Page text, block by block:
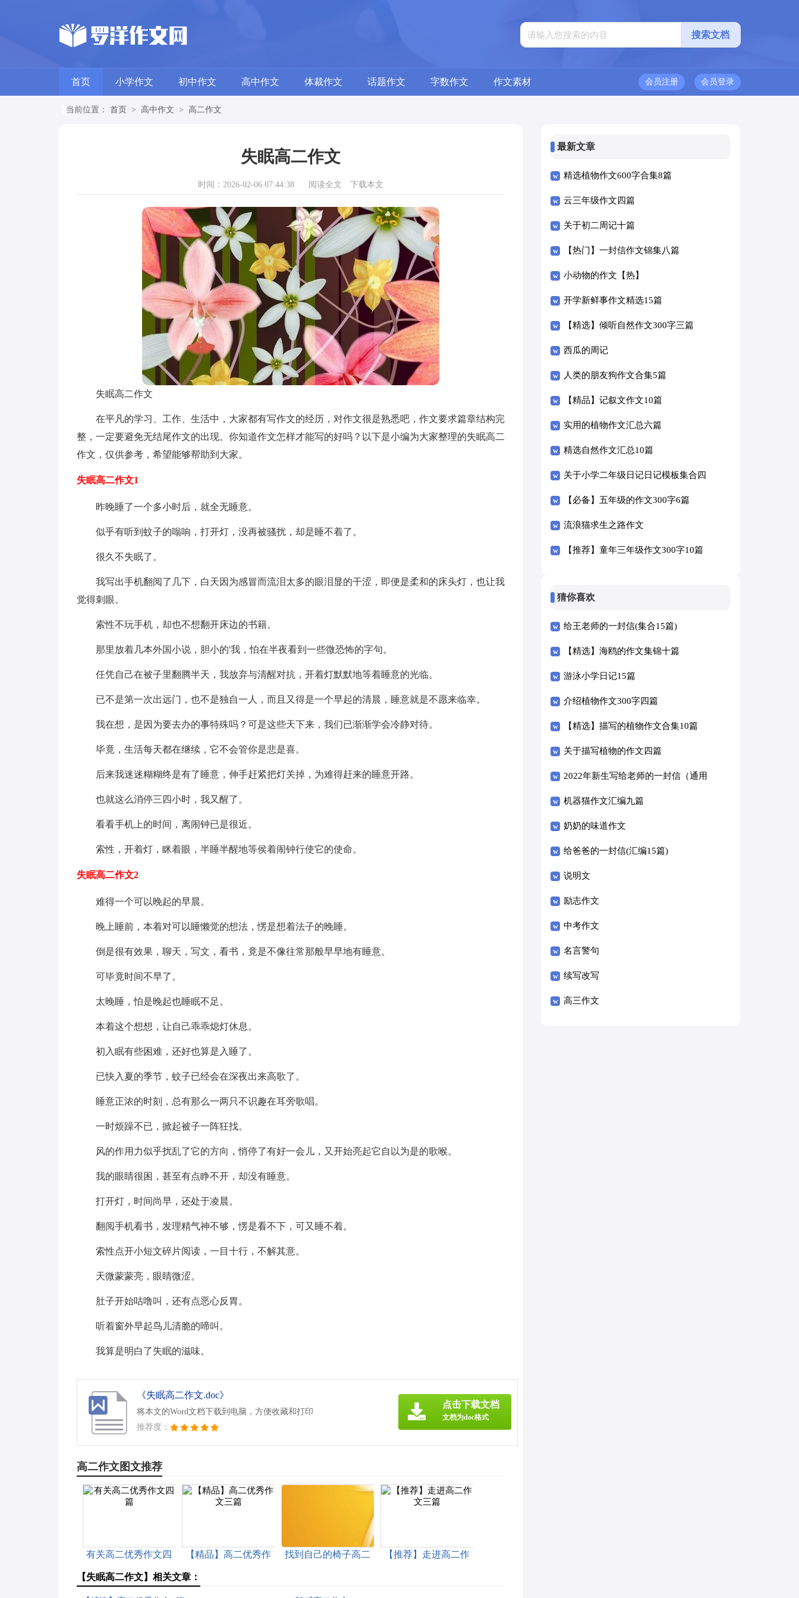
首页 小学作文 初中作文 高中作文 体裁作文 话题作文 字数作文 作文素材 会员登录
会员注册
当前位置： 首页 > 高中作文 > 高二作文
失眠高二作文
时间：2026-02-06 07:44:38 阅读全文 下载本文
失眠高二作文
在平凡的学习、工作、生活中，大家都有写作文的经历，对作文很是熟悉吧，作文要求篇章结构完
整，一定要避免无结尾作文的出现。你知道作文怎样才能写的好吗？以下是小编为大家整理的失眠高二
作文，仅供参考，希望能够帮助到大家。
失眠高二作文1
昨晚睡了一个多小时后，就全无睡意。
似乎有听到蚊子的嗡响，打开灯，没再被骚扰，却是睡不着了。
很久不失眠了。
我写出手机翻阅了几下，白天因为感冒而流泪太多的眼泪显的干涩，即便是柔和的床头灯，也让我
觉得刺眼。
索性不玩手机，却也不想翻开床边的书籍。
那里放着几本外国小说，胆小的'我，怕在半夜看到一些微恐怖的字句。
任凭自己在被子里翻腾半天，我放弃与清醒对抗，开着灯默默地等着睡意的光临。
已不是第一次出远门，也不是独自一人，而且又得是一个早起的清晨，睡意就是不愿来临幸。
我在想，是因为要去办的事特殊吗？可是这些天下来，我们已渐渐学会冷静对待。
毕竟，生活每天都在继续，它不会管你是悲是喜。
后来我迷迷糊糊终是有了睡意，伸手赶紧把灯关掉，为难得赶来的睡意开路。
也就这么消停三四小时，我又醒了。
看看手机上的时间，离闹钟已是很近。
索性，开着灯，眯着眼，半睡半醒地等侯着闹钟行使它的使命。
失眠高二作文2
难得一个可以晚起的早晨。
晚上睡前，本着对可以睡懒觉的想法，愣是想着法子的晚睡。
倒是很有效果，聊天，写文，看书，竟是不像往常那般早早地有睡意。
可毕竟时间不早了。
太晚睡，怕是晚起也睡眠不足。
本着这个想想，让自己乖乖熄灯休息。
初入眠有些困难，还好也算是入睡了。
已快入夏的季节，蚊子已经会在深夜出来高歌了。
睡意正浓的时刻，总有那么一两只不识趣在耳旁歌唱。
一时烦躁不已，掀起被子一阵狂找。
风的作用力似乎扰乱了它的方向，悄停了有好一会儿，又开始亮起它自以为是的歌喉。
我的眼睛很困，甚至有点睁不开，却没有睡意。
打开灯，时间尚早，还处于凌晨。
翻阅手机看书，发理精气神不够，愣是看不下，可又睡不着。
索性点开小短文碎片阅读，一目十行，不解其意。
天微蒙蒙亮，眼睛微涩。
肚子开始咕噜叫，还有点恶心反胃。
听着窗外早起鸟儿清脆的啼叫。
我算是明白了失眠的滋味。
《失眠高二作文.doc》
将本文的Word文档下载到电脑，方便收藏和打印
推荐度：
点击下载文档
文档为doc格式
高二作文图文推荐
有关高二优秀作文四
【精品】高二优秀作
找到自己的椅子高二
【推荐】走进高二作
【失眠高二作文】相关文章：
最新文章
精选植物作文600字合集8篇
云三年级作文四篇
关于初二周记十篇
【热门】一封信作文锦集八篇
小动物的作文【热】
开学新鲜事作文精选15篇
【精选】倾听自然作文300字三篇
西瓜的周记
人类的朋友狗作文合集5篇
【精品】记叙文作文10篇
实用的植物作文汇总六篇
精选自然作文汇总10篇
关于小学二年级日记日记模板集合四
篇【必备】五年级的作文300字6篇
流浪猫求生之路作文
【推荐】童年三年级作文300字10篇
猜你喜欢
给王老师的一封信(集合15篇)
【精选】海鸥的作文集锦十篇
游泳小学日记15篇
介绍植物作文300字四篇
【精选】描写的植物作文合集10篇
关于描写植物的作文四篇
2022年新生写给老师的一封信（通用
8篇）
机器猫作文汇编九篇
奶奶的味道作文
给爸爸的一封信(汇编15篇)
说明文
励志作文
中考作文
名言警句
续写改写
高三作文